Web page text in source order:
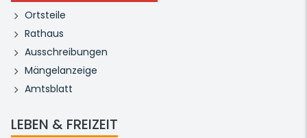
Ortsteile
Rathaus
Ausschreibungen
Mängelanzeige
Amtsblatt
LEBEN & FREIZEIT